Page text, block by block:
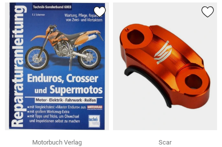
Motorbuch Verlag
Scar